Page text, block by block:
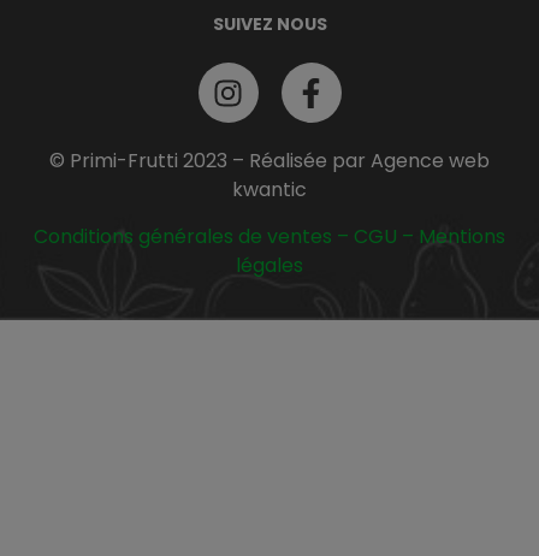
SUIVEZ NOUS
© Primi-Frutti 2023 – Réalisée par Agence web
kwantic
Conditions générales de ventes – CGU – Mentions
légales